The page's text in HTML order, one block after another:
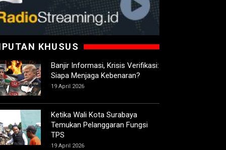
KHUSUS
Banjir Informasi, Krisis Verifikasi:
Siapa Menjaga Kebenaran?
19 April 2026
Ketika Wali Kota Surabaya
Temukan Pelanggaran Fungsi
TPS
19 April 2026